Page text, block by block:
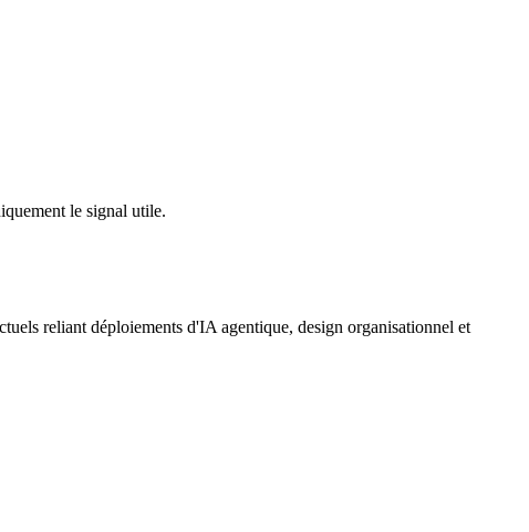
le signal utile.
reliant déploiements d'IA agentique, design organisationnel et